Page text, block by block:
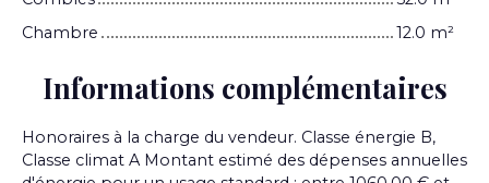
Chambre
12.0 m²
Informations complémentaires
Honoraires à la charge du vendeur. Classe énergie B,
Classe climat A Montant estimé des dépenses annuelles